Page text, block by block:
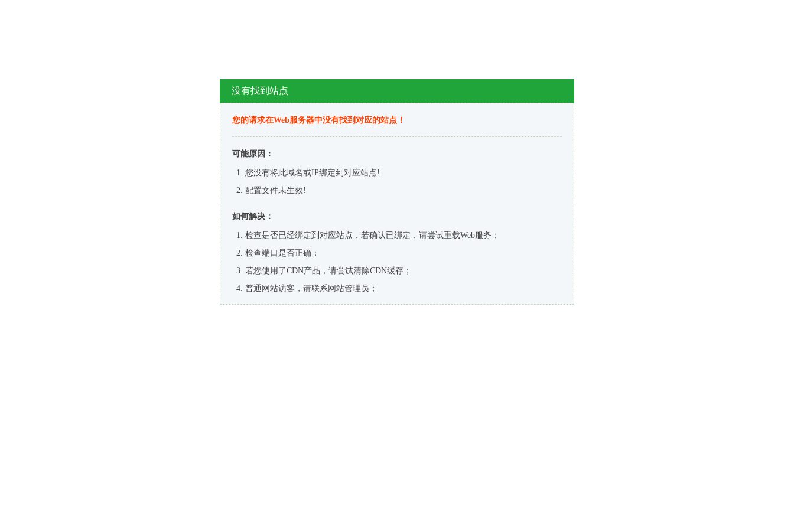
没有找到站点
您的请求在Web服务器中没有找到对应的站点！
可能原因：
您没有将此域名或IP绑定到对应站点!
配置文件未生效!
如何解决：
检查是否已经绑定到对应站点，若确认已绑定，请尝试重载Web服务；
检查端口是否正确；
若您使用了CDN产品，请尝试清除CDN缓存；
普通网站访客，请联系网站管理员；